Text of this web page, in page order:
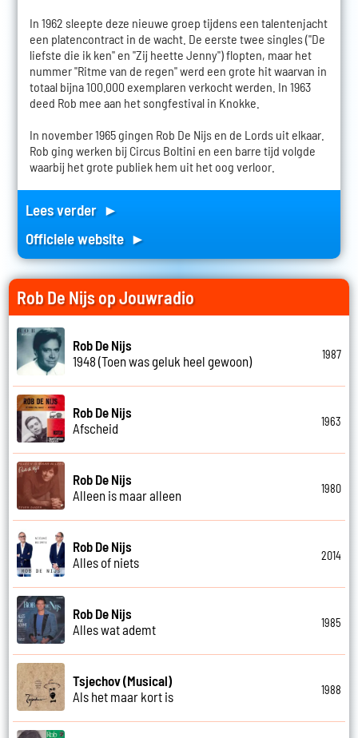
In 1962 sleepte deze nieuwe groep tijdens een talentenjacht
een platencontract in de wacht. De eerste twee singles ("De
liefste die ik ken" en "Zij heette Jenny") flopten, maar het
nummer "Ritme van de regen" werd een grote hit waarvan in
totaal bijna 100.000 exemplaren verkocht werden. In 1963
deed Rob mee aan het songfestival in Knokke.
In november 1965 gingen Rob De Nijs en de Lords uit elkaar.
Rob ging werken bij Circus Boltini en een barre tijd volgde
waarbij het grote publiek hem uit het oog verloor.
Lees verder ►
Officiele website ►
Rob De Nijs op Jouwradio
Rob De Nijs
1948 (Toen was geluk heel gewoon)
1987
Rob De Nijs
Afscheid
1963
Rob De Nijs
Alleen is maar alleen
1980
Rob De Nijs
Alles of niets
2014
Rob De Nijs
Alles wat ademt
1985
Tsjechov (Musical)
Als het maar kort is
1988